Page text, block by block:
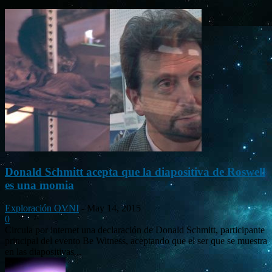
Donald Schmitt acepta que la diapositiva de Roswell
es una momia
Exploración OVNI - May 14, 2015
0
Circula por internet una declaración de Donald Schmitt, participante
principal del evento Be Witness, aceptando que el ser que se muestra
en las diapositivas...